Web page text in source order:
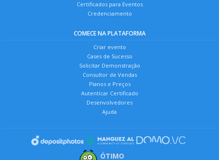
Certificados para Eventos
Credenciamento
COMECE NA PLATAFORMA
Criar evento
Cases de Sucesso
Solicitar Demonstração
Consultor de Vendas
Planos e Preços
Autenticar Certificado
Desenvolvedores
Ajuda
ÓTIMO